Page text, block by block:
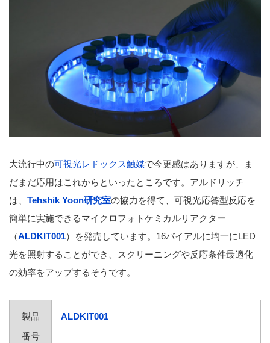
大流行中の可視光レドックス触媒で今更感はありますが、ま
だまだ応用はこれからといったところです。アルドリッチ
は、 Tehshik Yoon研究室の協力を得て、可視光応答型反応を
簡単に実施できるマイクロフォトケミカルリアクター
（ALDKIT001）を発売しています。16バイアルに均一にLED
光を照射することができ、スクリーニングや反応条件最適化
の効率をアップするそうです。
製品
番号
ALDKIT001